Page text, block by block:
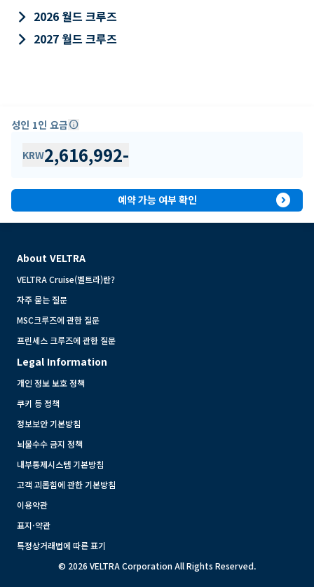
keyboard_arrow_right 2026 월드 크루즈
keyboard_arrow_right 2027 월드 크루즈
성인 1인 요금info
KRW2,616,992-
예약 가능 여부 확인 expand_circle_right
About VELTRA
VELTRA Cruise(벨트라)란?
자주 묻는 질문
MSC크루즈에 관한 질문
프린세스 크루즈에 관한 질문
Legal Information
개인 정보 보호 정책
쿠키 등 정책
정보보안 기본방침
뇌물수수 금지 정책
내부통제시스템 기본방침
고객 괴롭힘에 관한 기본방침
이용약관
표지·약관
특정상거래법에 따른 표기
© 2026 VELTRA Corporation All Rights Reserved.